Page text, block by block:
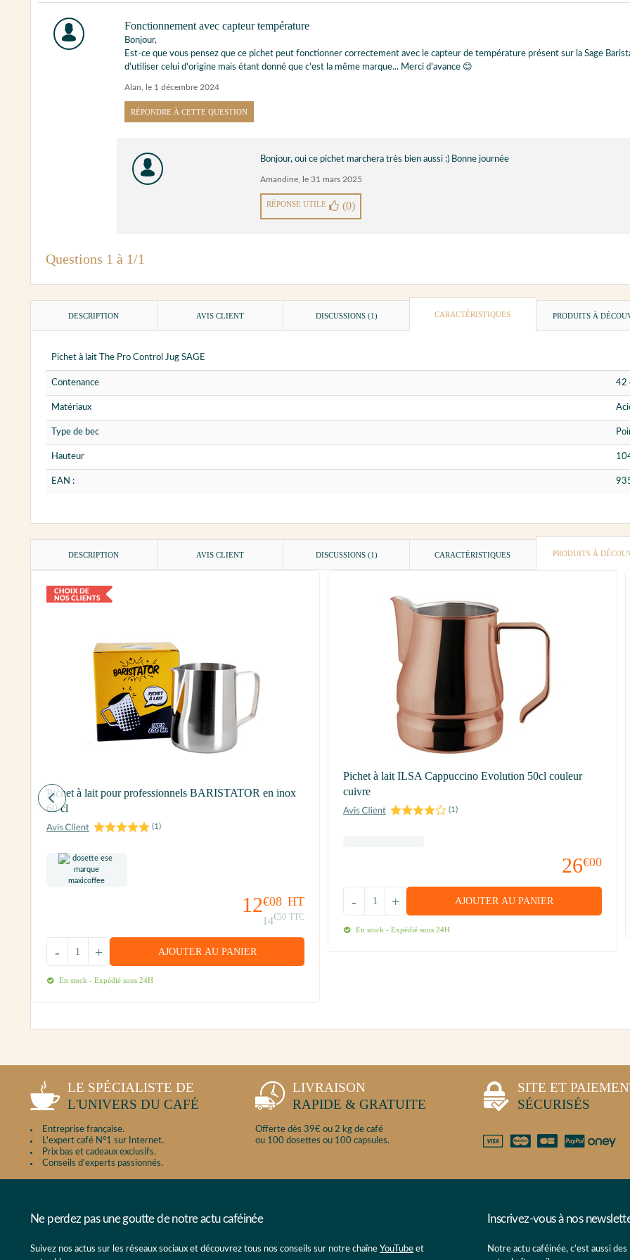
Fonctionnement avec capteur température
Bonjour,
Est-ce que vous pensez que ce pichet peut fonctionner correctement avec le capteur de température présent sur la Sage
d'utiliser celui d'origine mais étant donné que c'est la même marque... Merci d'avance 😊
Alan le 1 décembre 2024
RÉPONDRE À CETTE QUESTION
Bonjour, oui ce pichet marchera très bien aussi :) Bonne journée
Amandine, le 31 mars 2025
RÉPONSE UTILE (0)
Questions 1 à 1/1
DESCRIPTION AVIS CLIENT DISCUSSIONS (1) CARACTÉRISTIQUES PRODUITS À
Pichet à lait The Pro Control Jug SAGE
Contenance 42
Matériaux
Type de bec
Hauteur
EAN :
DESCRIPTION AVIS CLIENT DISCUSSIONS (1) CARACTÉRISTIQUES PRODUITS À
Pichet à lait pour professionnels BARISTATOR en inox
60 cl
(1)
12€08 HT
14€50 TTC
+
- AJOUTER AU PANIER
En stock - Expédié sous 24H
Pichet à lait ILSA Cappuccino Evolution 50cl couleur
cuivre
(1)
26€00
+
- AJOUTER AU PANIER
En stock - Expédié sous 24H
LE SPÉCIALISTE DE
L'UNIVERS DU CAFÉ
Entreprise française.
L'expert café N°1 sur Internet.
Prix bas et cadeaux exclusifs.
Conseils d'experts passionnés.
LIVRAISON
RAPIDE & GRATUITE
Offerte dès 39€ ou 2 kg de café
ou 100 dosettes ou 100 capsules.
SITE ET
SÉCURISÉS
Ne perdez pas une goutte de notre actu caféinée
Suivez nos actus sur les réseaux sociaux et découvrez tous nos conseils sur notre chaîne YouTube et
Inscrivez-vous à nos
Notre actu caféinée, c’est aussi